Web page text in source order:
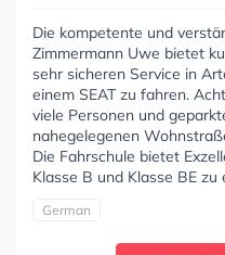
Die kompetente und
Zimmermann Uwe bietet
sehr sicheren Service in
einem SEAT zu fahren.
viele Personen und
nahegelegenen
Die Fahrschule bietet
Klasse B und Klasse BE zu
German